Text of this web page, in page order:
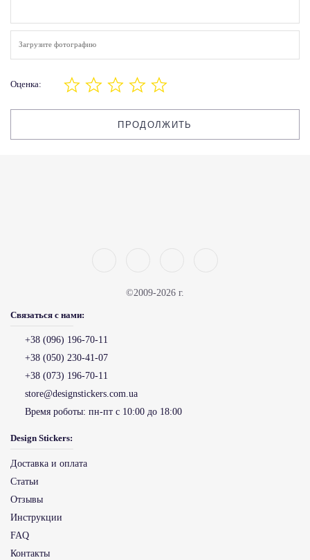
Загрузите фотографию
Оценка:
ПРОДОЛЖИТЬ
©2009-2026 г.
Связаться с нами:
+38 (096) 196-70-11
+38 (050) 230-41-07
+38 (073) 196-70-11
store@designstickers.com.ua
Время роботы: пн-пт с 10:00 до 18:00
Design Stickers:
Доставка и оплата
Статьи
Отзывы
Инструкции
FAQ
Контакты